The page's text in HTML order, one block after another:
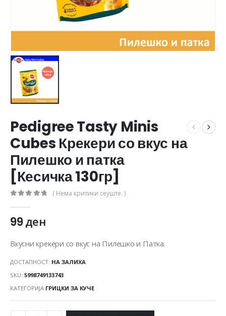
Pedigree Tasty Minis
Cubes Крекери со вкус на
Пилешко и патка
[Кесичка 130гр]
( Нема критики сеуште. )
99ден
Вкусни крекери со вкус на Пилешко и Патка.
ДОСТАПНОСТ: НА ЗАЛИХА
SKU: 5998749133743
КАТЕГОРИЈА ГРИЦКИ ЗА КУЧЕ